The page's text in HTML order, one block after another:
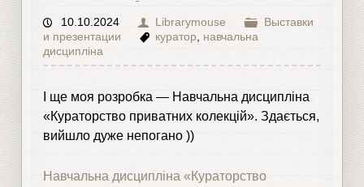
10.10.2024 Librarymouse
Выставки
и презентации
куратор
навчальна
дисципліна
І ще моя розробка — Навчальна дисципліна
«Кураторство приватних колекцій». Здається,
вийшло дуже непогано ))
Навчальна дисципліна «Кураторство